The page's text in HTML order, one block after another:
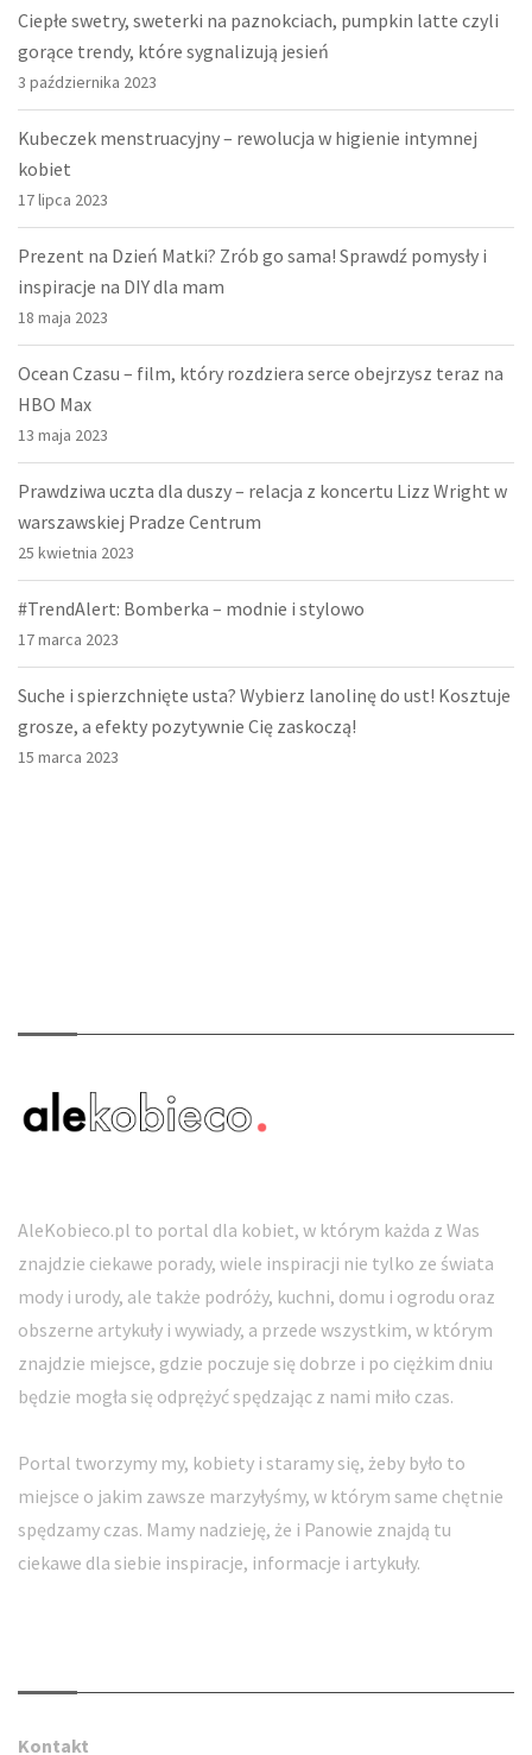
Ciepłe swetry, sweterki na paznokciach, pumpkin latte czyli
gorące trendy, które sygnalizują jesień
3 października 2023
Kubeczek menstruacyjny – rewolucja w higienie intymnej
kobiet
17 lipca 2023
Prezent na Dzień Matki? Zrób go sama! Sprawdź pomysły i
inspiracje na DIY dla mam
18 maja 2023
Ocean Czasu – film, który rozdziera serce obejrzysz teraz na
HBO Max
13 maja 2023
Prawdziwa uczta dla duszy – relacja z koncertu Lizz Wright w
warszawskiej Pradze Centrum
25 kwietnia 2023
#TrendAlert: Bomberka – modnie i stylowo
17 marca 2023
Suche i spierzchnięte usta? Wybierz lanolinę do ust! Kosztuje
grosze, a efekty pozytywnie Cię zaskoczą!
15 marca 2023
AleKobieco.pl to portal dla kobiet, w którym każda z Was
znajdzie ciekawe porady, wiele inspiracji nie tylko ze świata
mody i urody, ale także podróży, kuchni, domu i ogrodu oraz
obszerne artykuły i wywiady, a przede wszystkim, w którym
znajdzie miejsce, gdzie poczuje się dobrze i po ciężkim dniu
będzie mogła się odprężyć spędzając z nami miło czas.
Portal tworzymy my, kobiety i staramy się, żeby było to
miejsce o jakim zawsze marzyłyśmy, w którym same chętnie
spędzamy czas. Mamy nadzieję, że i Panowie znajdą tu
ciekawe dla siebie inspiracje, informacje i artykuły.
Kontakt